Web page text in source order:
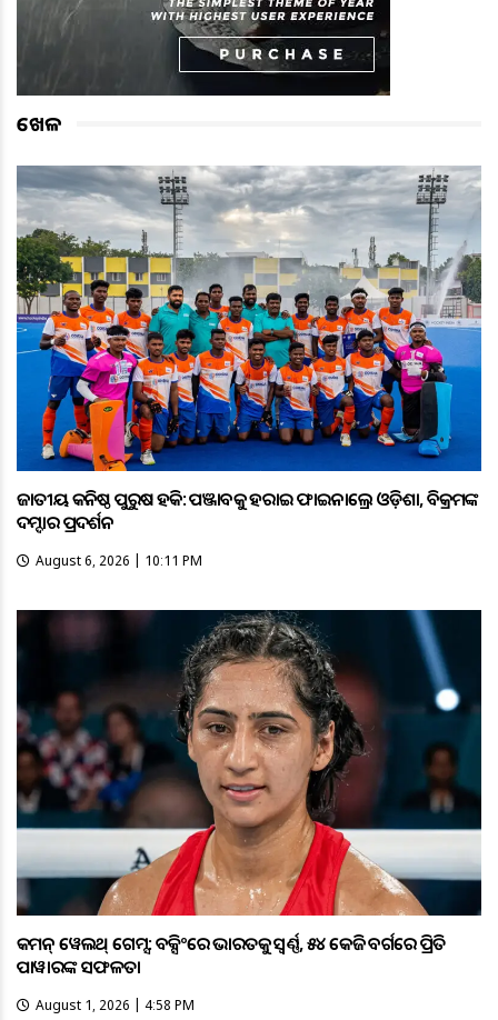
ଖେଳ
ଜାତୀୟ କନିଷ୍ଠ ପୁରୁଷ ହକି: ପଞ୍ଜାବକୁ ହରାଇ ଫାଇନାଲ୍ରେ ଓଡ଼ିଶା, ବିକ୍ରମଙ୍କ
ଦମ୍ଦାର ପ୍ରଦର୍ଶନ
August 6, 2026 | 10:11 PM
କମନ୍ ୱେଲଥ୍ ଗେମ୍ସ: ବକ୍ସିଂରେ ଭାରତକୁ ସ୍ବର୍ଣ୍ଣ, ୫୪ କେଜି ବର୍ଗରେ ପ୍ରିତି
ପାୱାରଙ୍କ ସଫଳତା
August 1, 2026 | 4:58 PM